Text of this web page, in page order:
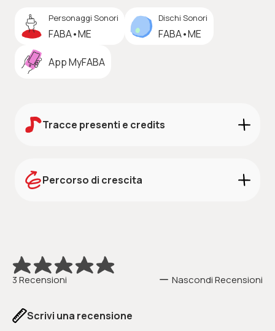
Personaggi Sonori
FABA•ME
Dischi Sonori
FABA•ME
App MyFABA
Tracce presenti e credits
STORIEPercorso di crescita
3 Recensioni Nascondi Recensioni
Scrivi una recensione